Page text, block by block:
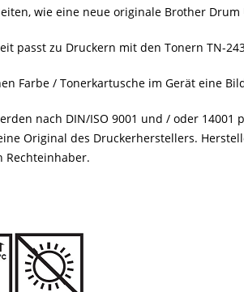
wie eine neue originale Brother Drum
passt zu Druckern mit den Tonern TN-
Farbe / Tonerkartusche im Gerät eine
nach DIN/ISO 9001 und / oder 14001
Original des Druckerherstellers.
Rechteinhaber.